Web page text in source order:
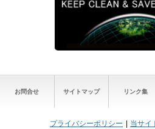
お問合せ サイトマップ リンク集
プライバシーポリシー 当サイ